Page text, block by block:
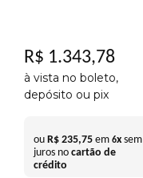
R$ 1.343,78
à vista no boleto,
depósito ou pix
ou R$ 235,75 em 6x sem
juros no cartão de
crédito